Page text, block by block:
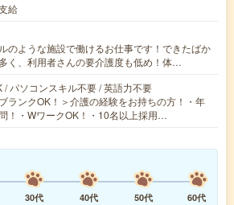
給
のような施設で働けるお仕事です！できたばか
く、利用者さんの要介護度も低め！体…
/ パソコンスキル不要 / 英語力不要
ランクOK！＞介護の経験をお持ちの方！・年
！・WワークOK！・10名以上採用…
30代 40代 50代
60代